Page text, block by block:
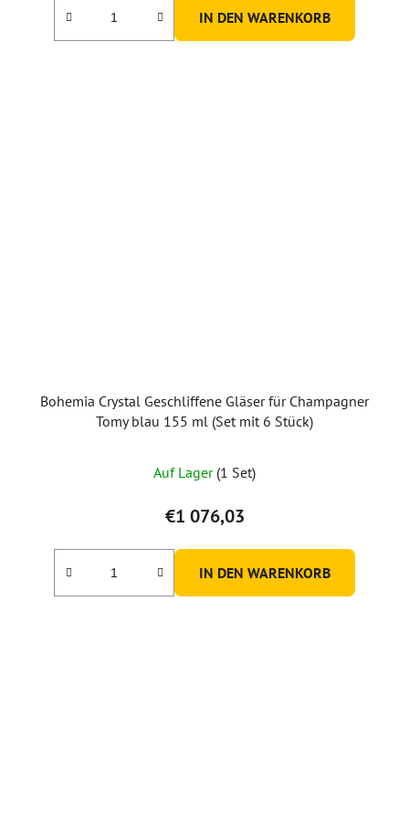
von
IN DEN WARENKORB
Bohemia Crystal Geschliffene Gläser für Champagner
Tomy blau 155 ml (Set mit 6 Stück)
Auf Lager (1 Set)
€1 076,03
IN DEN WARENKORB